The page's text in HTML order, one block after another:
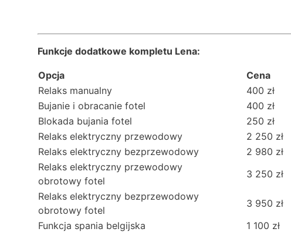
Funkcje dodatkowe kompletu Lena:
Opcja
Cena
Relaks manualny
400 zł
Bujanie i obracanie fotel
400 zł
Blokada bujania fotel
250 zł
Relaks elektryczny przewodowy
2 250 zł
Relaks elektryczny bezprzewodowy
2 980 zł
Relaks elektryczny przewodowy
obrotowy fotel
3 250 zł
Relaks elektryczny bezprzewodowy
obrotowy fotel
3 950 zł
Funkcja spania belgijska
1 100 zł